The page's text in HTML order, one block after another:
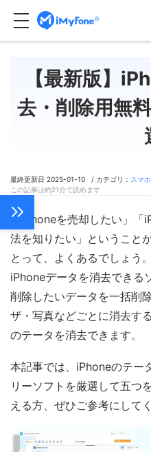
【最新版】
去・削除用無
最終更新日 2025-01-10 / カテゴリ： スマ
この記事は約21分で読めます
「iPhoneを売却したい」「
法を知りたい」ということ
とって、よくあるでしょう
iPhoneデータを消去できる
削除したいデータを一括削
ザ・写真などごとに消去す
のテータを消去できます。
本記事では、iPhoneのテー
リーソフトを厳選して五つ
える方、ぜひご参考にして